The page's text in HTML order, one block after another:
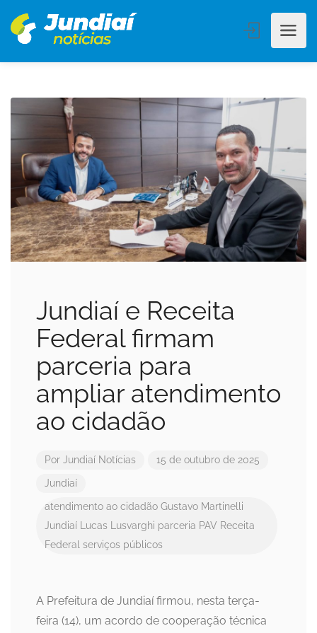
Jundiaí e Receita
Federal firmam
parceria para
ampliar atendimento
ao cidadão
Por Jundiaí Notícias 15 de outubro de 2025
Jundiaí
atendimento ao cidadão Gustavo Martinelli
Jundiaí Lucas Lusvarghi parceria PAV Receita
Federal serviços públicos
A Prefeitura de Jundiaí firmou, nesta terça-
feira (14), um acordo de cooperação técnica